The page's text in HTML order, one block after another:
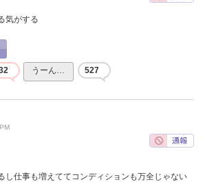
気がする
うーん… 527
し仕事も増えててコンディションも万全じゃない